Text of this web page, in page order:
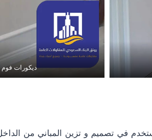
ديكورات
في تصميم و تزين المباني من